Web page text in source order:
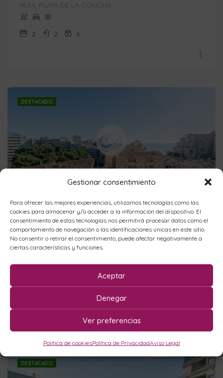
Gestionar consentimiento
Para ofrecer las mejores experiencias, utilizamos tecnologías como las
cookies para almacenar y/o acceder a la información del dispositivo. El
consentimiento de estas tecnologías nos permitirá procesar datos como el
comportamiento de navegación o las identificaciones únicas en este sitio.
No consentir o retirar el consentimiento, puede afectar negativamente a
ciertas características y funciones.
Aceptar
Denegar
Ver preferencias
Política de cookiesPolítica de PrivacidadAviso Legal
NIZA, PLAYA DE LA CONCHA
2 2 6
DESTACADO
Desde 82,00 /noche
PORTOMAR 10129001
Primera línea de playa
DESTACADO